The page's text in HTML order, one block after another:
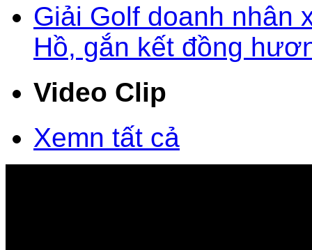
Giải Golf doanh nhân
Hồ, gắn kết đồng
Video Clip
Xemn tất cả